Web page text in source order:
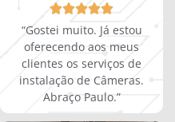

“Gostei muito. Já estou
oferecendo aos meus
clientes os serviços de
instalação de Câmeras.
Abraço Paulo.”